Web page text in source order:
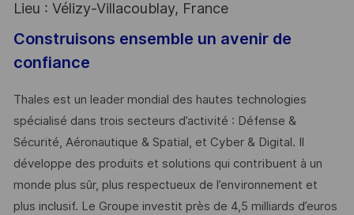
Lieu : Vélizy-Villacoublay, France
Construisons ensemble un avenir de
confiance
Thales est un leader mondial des hautes technologies
spécialisé dans trois secteurs d’activité : Défense &
Sécurité, Aéronautique & Spatial, et Cyber & Digital. Il
développe des produits et solutions qui contribuent à un
monde plus sûr, plus respectueux de l’environnement et
plus inclusif. Le Groupe investit près de 4,5 milliards d’euros